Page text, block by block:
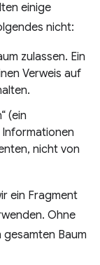
einige
nicht:
zulassen. Ein
Verweis auf
(ein
nicht von
ein Fragment
Ohne
Baum